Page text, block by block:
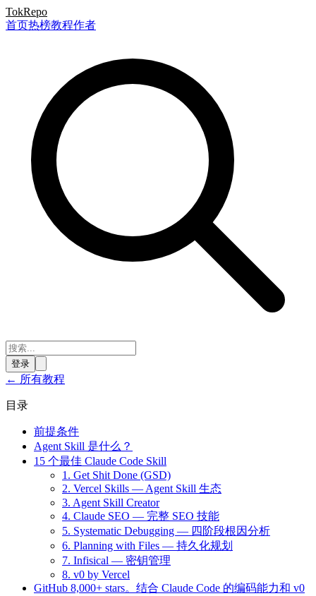
TokRepo
首页热榜教程作者
登录
← 所有教程
目录
前提条件
Agent Skill 是什么？
15 个最佳 Claude Code Skill
1. Get Shit Done (GSD)
2. Vercel Skills — Agent Skill 生态
3. Agent Skill Creator
4. Claude SEO — 完整 SEO 技能
5. Systematic Debugging — 四阶段根因分析
6. Planning with Files — 持久化规划
7. Infisical — 密钥管理
8. v0 by Vercel
GitHub 8,000+ stars。结合 Claude Code 的编码能力和 v0